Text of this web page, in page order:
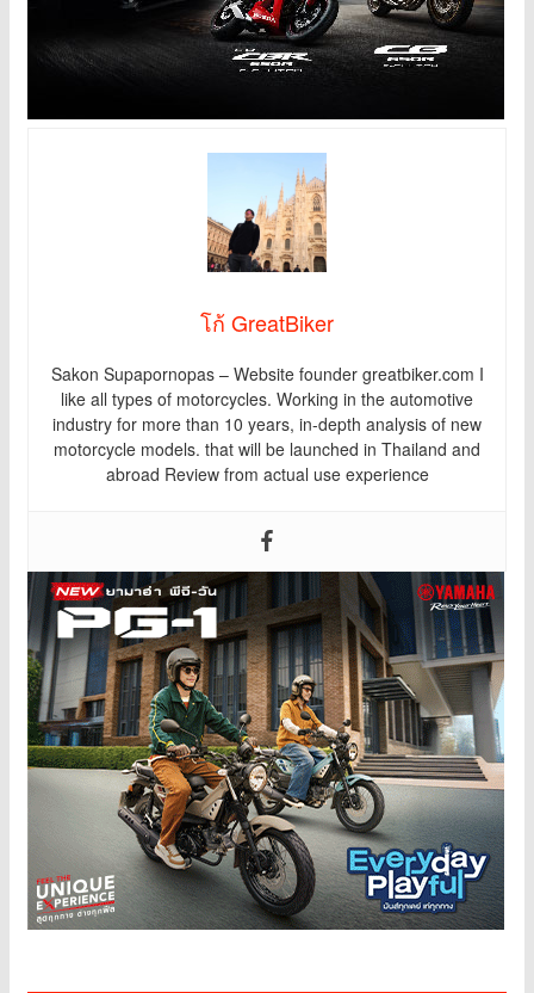
โก้ GreatBiker
Sakon Supapornopas – Website founder greatbiker.com I
like all types of motorcycles. Working in the automotive
industry for more than 10 years, in-depth analysis of new
motorcycle models. that will be launched in Thailand and
abroad Review from actual use experience